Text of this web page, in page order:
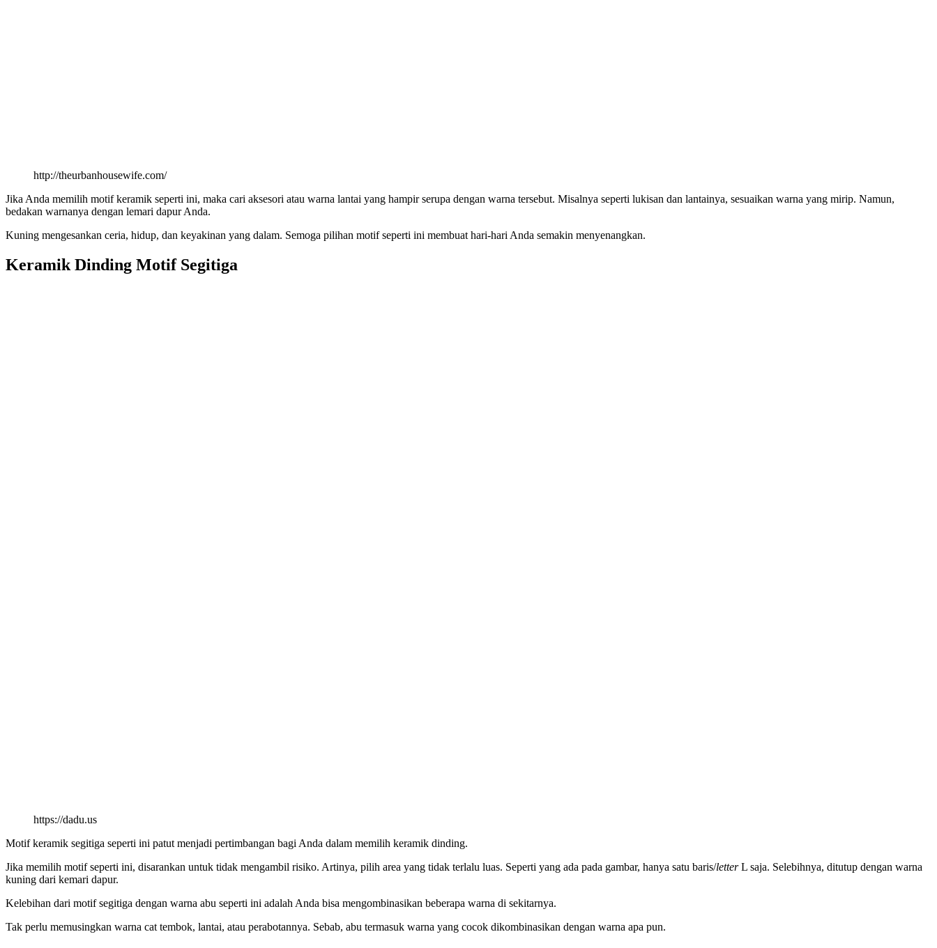
http://theurbanhousewife.com/
Jika Anda memilih motif keramik seperti ini, maka cari aksesori atau warna lantai yang hampir serupa dengan warna tersebut. Misalnya seperti lukisan dan lantainya, sesuaikan warna yang mirip. Namun,
bedakan warnanya dengan lemari dapur Anda.
Kuning mengesankan ceria, hidup, dan keyakinan yang dalam. Semoga pilihan motif seperti ini membuat hari-hari Anda semakin menyenangkan.
Keramik Dinding Motif Segitiga
https://dadu.us
Motif keramik segitiga seperti ini patut menjadi pertimbangan bagi Anda dalam memilih keramik dinding.
Jika memilih motif seperti ini, disarankan untuk tidak mengambil risiko. Artinya, pilih area yang tidak terlalu luas. Seperti yang ada pada gambar, hanya satu baris/letterL saja. Selebihnya, ditutup dengan warna
kuning dari kemari dapur.
Kelebihan dari motif segitiga dengan warna abu seperti ini adalah Anda bisa mengombinasikan beberapa warna di sekitarnya.
Tak perlu memusingkan warna cat tembok, lantai, atau perabotannya. Sebab, abu termasuk warna yang cocok dikombinasikan dengan warna apa pun.